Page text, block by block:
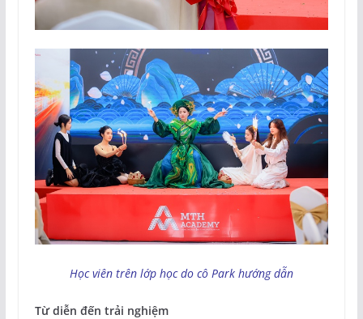
Học viên trên lớp học do cô Park hướng dẫn
Từ diễn đến trải nghiệm